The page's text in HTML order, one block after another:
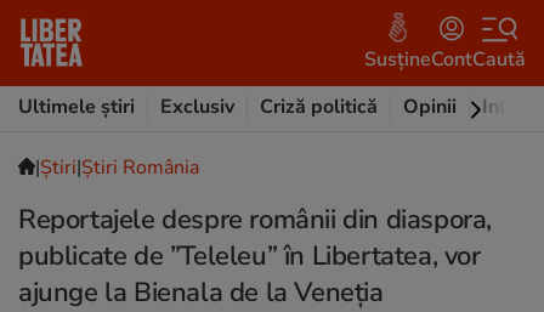
SusțineContCaută
Ultimele știri
Exclusiv Criză politică Opinii
|Ştiri|Știri România
Reportajele despre românii din diaspora,
publicate de ”Teleleu” în Libertatea, vor
ajunge la Bienala de la Veneția